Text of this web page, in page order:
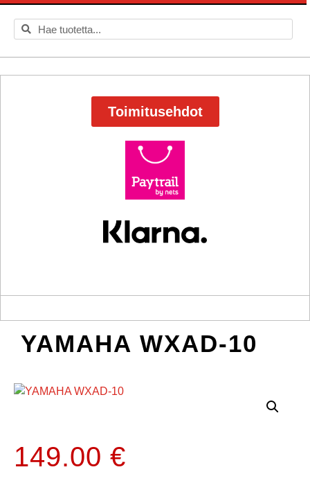
Toimitusehdot
YAMAHA WXAD-10
149.00 €